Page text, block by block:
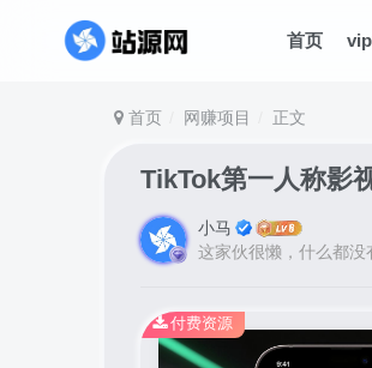
首页
首页 网赚项目 正文
TikTok第一人称影
小马
这家伙很懒，什么都没
付费资源